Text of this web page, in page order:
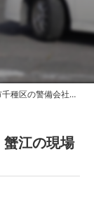
の警備会社】蟹江の現場訪問
蟹江の現場